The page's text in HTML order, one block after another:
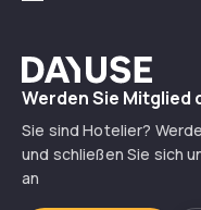
Dayuse
Werden Sie Mitglied
Sie sind Hotelier?
und schließen Sie sich
an